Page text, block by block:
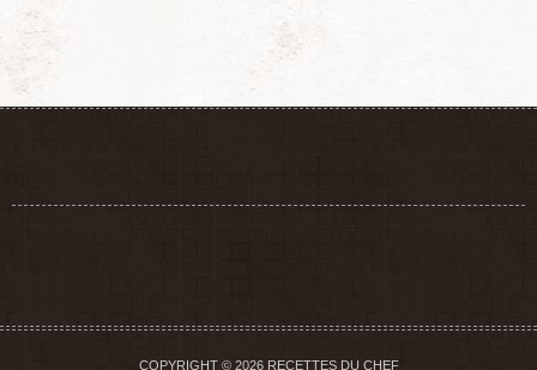
COPYRIGHT © 2026 RECETTES DU CHEF